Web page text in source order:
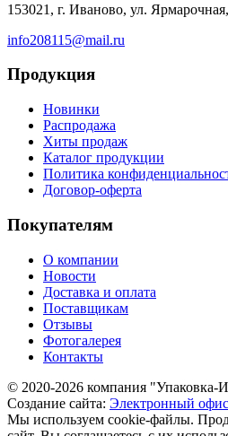
153021, г. Иваново, ул.
info208115@mail.ru
Продукция
Новинки
Распродажа
Хиты продаж
Каталог продукции
Политика
Договор-оферта
Покупателям
О компании
Новости
Доставка и оплата
Поставщикам
Отзывы
Фотогалерея
Контакты
© 2020-2026 компания "Упаковка-
Создание сайта: Электронный офис
Мы используем cookie-файлы.